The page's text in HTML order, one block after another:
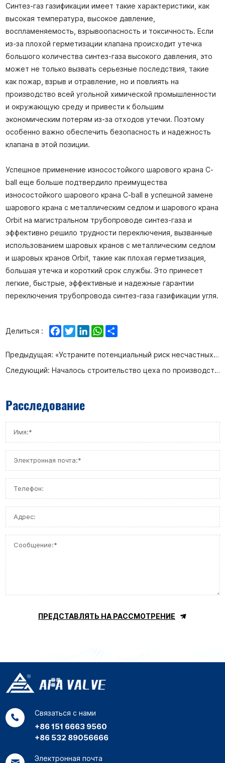
Синтез-газ газификации имеет такие характеристики, как
высокая температура, высокое давление,
воспламеняемость, взрывоопасность и токсичность. Если
из-за плохой герметизации клапана происходит утечка
большого количества синтез-газа высокого давления, это
может не только вызвать серьезные последствия, такие
как пожар, взрыв и отравление, но и повлиять на
производство всей угольной химической промышленности
и окружающую среду и привести к большим
экономическим потерям из-за отходов утечки. Поэтому
особенно важно обеспечить безопасность и надежность
клапана в этой позиции.
Успешное применение износостойкого шарового крана C-
ball еще больше подтвердило преимущества
износостойкого шарового крана C-ball в успешной замене
шарового крана с металлическим седлом и шарового крана
Orbit на магистральном трубопроводе синтез-газа и
эффективно решило трудности переключения, вызванные
использованием шаровых кранов с металлическим седлом
и шаровых кранов Orbit, такие как плохая герметизация,
большая утечка и короткий срок службы. Это принесет
легкие, быстрые, эффективные и надежные гарантии
переключения трубопровода синтез-газа газификации угля.
Делиться : Facebook
TwitterLinkedInWhatsApp
Предыдущая: «Устраните потенциальный риск несчастных случаев и создайте надежную линию безопасности» ---- Afa Flow Control Co., Ltd. активно проводит мероприятия «Месяца безопасного производства»
Следующий: Началось строительство цеха по производству интеллектуальных клапанов высокого класса компании Afa Flow Control Co., Ltd.
Расследование
ПРЕДСТАВЛЯТЬ НА РАССМОТРЕНИЕ
Связаться с нами
+86 151 6663 9560
+86 532 89056666
Электронная почта